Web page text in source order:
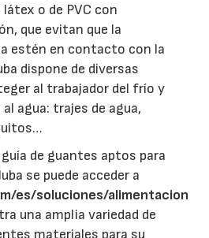
látex o de PVC con
que evitan que la
estén en contacto con la
dispone de diversas
al trabajador del frío y
agua: trajes de agua,
de guantes aptos para
se puede acceder a
es/soluciones/alimentacion
una amplia variedad de
materiales para su